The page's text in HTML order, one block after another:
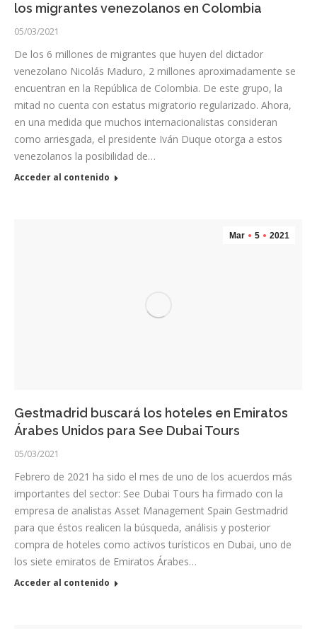
los migrantes venezolanos en Colombia
05/03/2021
De los 6 millones de migrantes que huyen del dictador
venezolano Nicolás Maduro, 2 millones aproximadamente se
encuentran en la República de Colombia. De este grupo, la
mitad no cuenta con estatus migratorio regularizado. Ahora,
en una medida que muchos internacionalistas consideran
como arriesgada, el presidente Iván Duque otorga a estos
venezolanos la posibilidad de…
Acceder al contenido
Mar 5 2021
Gestmadrid buscará los hoteles en Emiratos
Árabes Unidos para See Dubai Tours
05/03/2021
Febrero de 2021 ha sido el mes de uno de los acuerdos más
importantes del sector: See Dubai Tours ha firmado con la
empresa de analistas Asset Management Spain Gestmadrid
para que éstos realicen la búsqueda, análisis y posterior
compra de hoteles como activos turísticos en Dubai, uno de
los siete emiratos de Emiratos Árabes…
Acceder al contenido